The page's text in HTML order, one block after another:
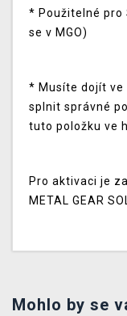
* Použitelné pro
se v MGO)
* Musíte dojít ve
splnit správné
tuto položku ve
Pro aktivaci je
METAL GEAR
Mohlo by se